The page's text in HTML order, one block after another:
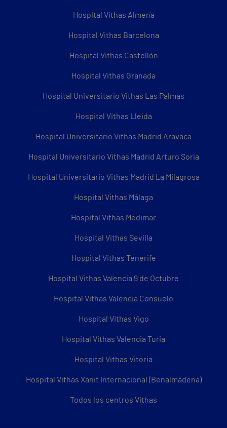
Hospital Vithas Almería
Hospital Vithas Barcelona
Hospital Vithas Castellón
Hospital Vithas Granada
Hospital Universitario Vithas Las Palmas
Hospital Vithas Lleida
Hospital Universitario Vithas Madrid Aravaca
Hospital Universitario Vithas Madrid Arturo Soria
Hospital Universitario Vithas Madrid La Milagrosa
Hospital Vithas Málaga
Hospital Vithas Medimar
Hospital Vithas Sevilla
Hospital Vithas Tenerife
Hospital Vithas Valencia 9 de Octubre
Hospital Vithas Valencia Consuelo
Hospital Vithas Vigo
Hospital Vithas Valencia Turia
Hospital Vithas Vitoria
Hospital Vithas Xanit Internacional (Benalmádena)
Todos los centros Vithas